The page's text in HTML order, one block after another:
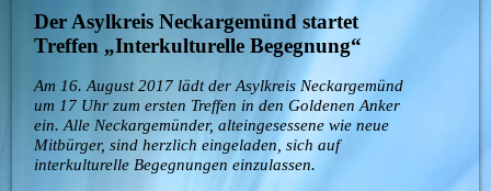
Der Asylkreis Neckargemünd startet
Treffen „Interkulturelle Begegnung“
Am 16. August 2017 lädt der Asylkreis Neckargemünd
um 17 Uhr zum ersten Treffen in den Goldenen Anker
ein. Alle Neckargemünder, alteingesessene wie neue
Mitbürger, sind herzlich eingeladen, sich auf
interkulturelle Begegnungen einzulassen.